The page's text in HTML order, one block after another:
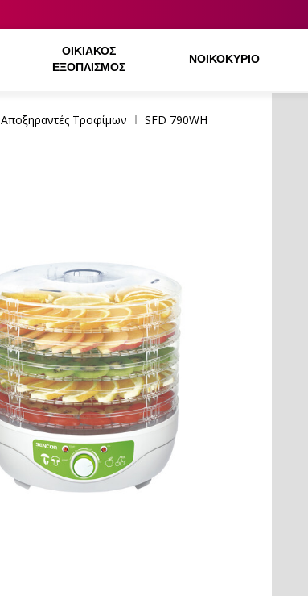
ΟΙΚΙΑΚΌΣ
ΕΞΟΠΛΙΣΜΌΣ
ΝΟΙΚΟΚΥΡΙΌ
Αποξηραντές Τροφίμων SFD 790WH